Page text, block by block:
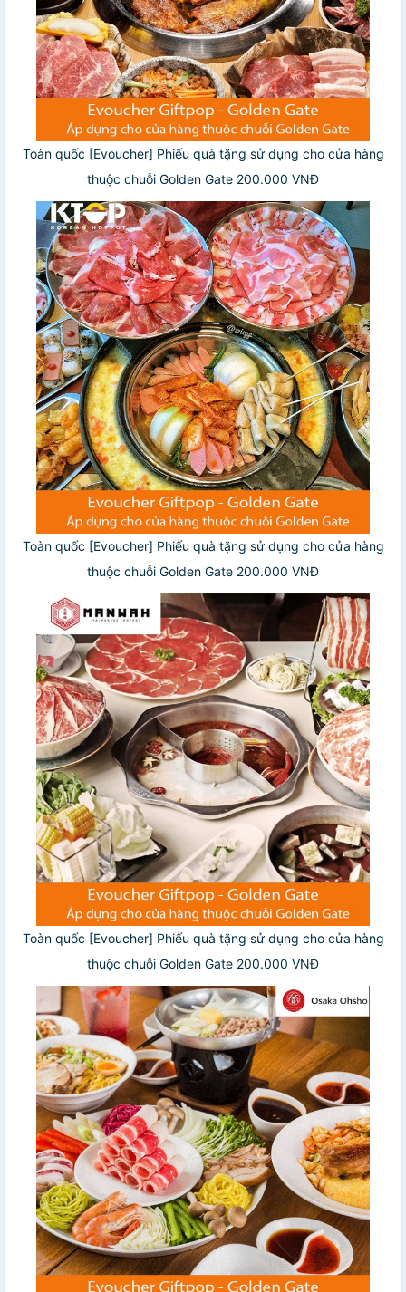
Toàn quốc [Evoucher] Phiếu quà tặng sử dụng cho cửa hàng
thuộc chuỗi Golden Gate 200.000 VNĐ
Toàn quốc [Evoucher] Phiếu quà tặng sử dụng cho cửa hàng
thuộc chuỗi Golden Gate 200.000 VNĐ
Toàn quốc [Evoucher] Phiếu quà tặng sử dụng cho cửa hàng
thuộc chuỗi Golden Gate 200.000 VNĐ